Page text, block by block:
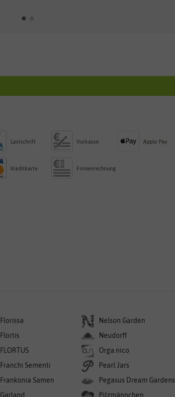
Lastschrift Vorkasse Apple Pay
Kreditkarte Firmenrechnung
Florissa
Flortis
FLORTUS
Franchi Sementi
Frankonia Samen
Garland
Nelson Garden
Neudorff
Orga.nico
Pearl Jars
Pegasus Dream Gardens
Pilzmännchen